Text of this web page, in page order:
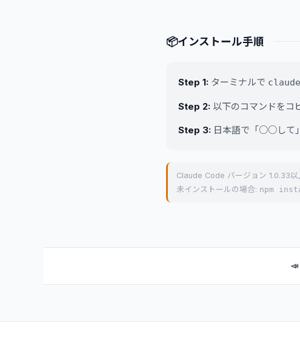
📦インストール手順
Step 1: ターミナルで claude
Step 2: 以下のコマンドをコ
Step 3: 日本語で「○○して
Claude Code バージョン 1.0.33以
未インストールの場合: npm
📣